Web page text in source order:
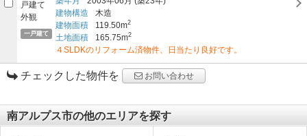
一戸建て
建物構造
木造
建物面積
119.50m2
土地面積 165.75m2
４SLDKのリフォーム済物件、日当たり良好です。
チェックした物件を お問い合わせ
南アルプス市の他のエリアを探す